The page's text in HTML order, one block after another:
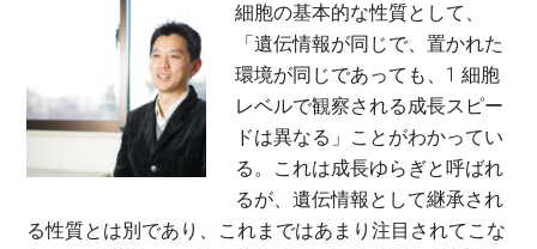
を
引
き
起
こ
す
メ
カ
細胞の基本的な性質として、
「遺伝情報が同じで、置かれた
環境が同じであっても、1 細胞
レベルで観察される成長スピー
ドは異なる」ことがわかってい
る。これは成長ゆらぎと呼ばれ
るが、遺伝情報として継承され
る性質とは別であり、これまではあまり注目されてこな